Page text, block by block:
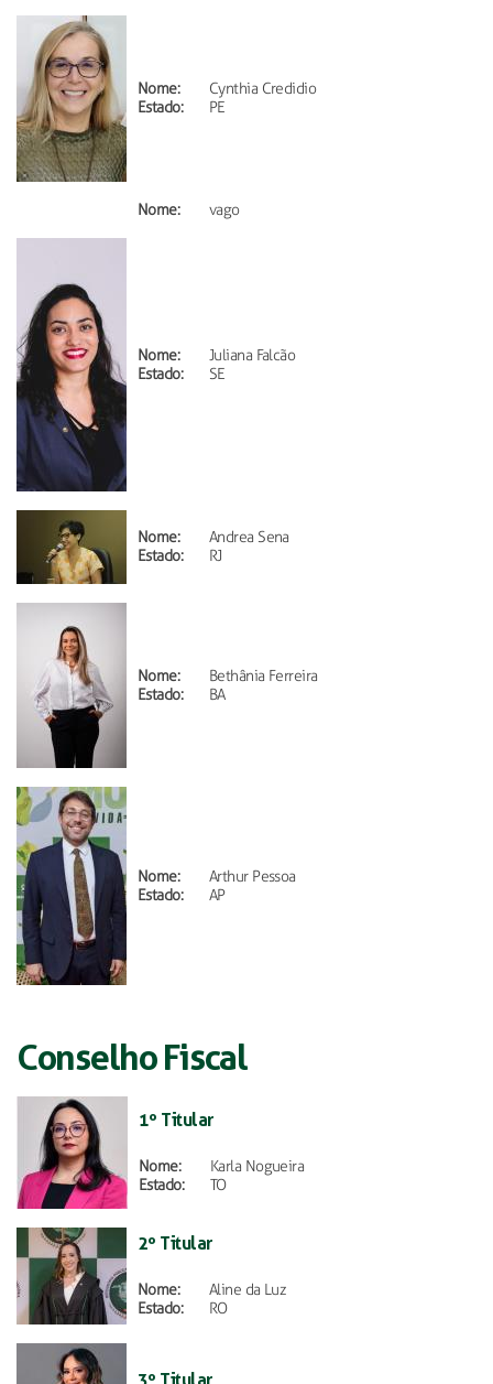
Nome:
Cynthia Credidio
Estado:
PE
Nome: vago
Nome:
Juliana Falcão
Estado:
SE
Nome:
Andrea Sena
Estado:
RJ
Nome:
Bethânia Ferreira
Estado:
BA
Nome:
Arthur Pessoa
Estado:
AP
Conselho Fiscal
1º Titular
Nome:
Karla Nogueira
Estado:
TO
2º Titular
Nome:
Aline da Luz
Estado:
RO